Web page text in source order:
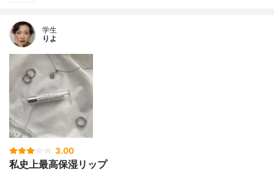
学生
りよ
3.00
私史上最高保湿リップ